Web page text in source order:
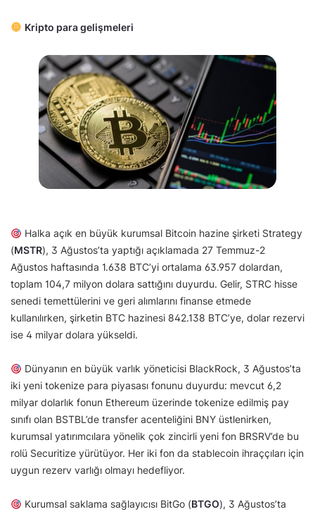
Kripto para gelişmeleri
Halka açık en büyük kurumsal Bitcoin hazine şirketi Strategy
(MSTR), 3 Ağustos’ta yaptığı açıklamada 27 Temmuz-2
Ağustos haftasında 1.638 BTC’yi ortalama 63.957 dolardan,
toplam 104,7 milyon dolara sattığını duyurdu. Gelir, STRC hisse
senedi temettülerini ve geri alımlarını finanse etmede
kullanılırken, şirketin BTC hazinesi 842.138 BTC’ye, dolar rezervi
ise 4 milyar dolara yükseldi.
Dünyanın en büyük varlık yöneticisi BlackRock, 3 Ağustos’ta
iki yeni tokenize para piyasası fonunu duyurdu: mevcut 6,2
milyar dolarlık fonun Ethereum üzerinde tokenize edilmiş pay
sınıfı olan BSTBL’de transfer acenteliğini BNY üstlenirken,
kurumsal yatırımcılara yönelik çok zincirli yeni fon BRSRV’de bu
rolü Securitize yürütüyor. Her iki fon da stablecoin ihraççıları için
uygun rezerv varlığı olmayı hedefliyor.
Kurumsal saklama sağlayıcısı BitGo (BTGO), 3 Ağustos’ta